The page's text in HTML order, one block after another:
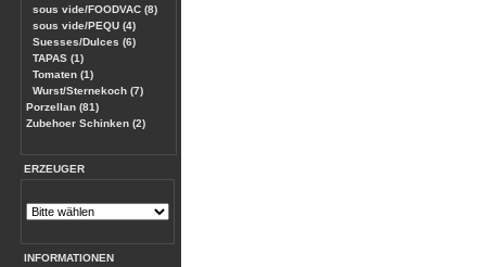
sous vide/FOODVAC (8)
sous vide/PEQU (4)
Suesses/Dulces (6)
TAPAS (1)
Tomaten (1)
Wurst/Sternekoch (7)
Porzellan (81)
Zubehoer Schinken (2)
ERZEUGER
INFORMATIONEN